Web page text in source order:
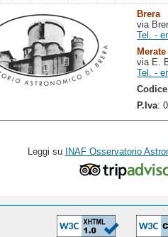
Brera
via
Tel. -
Merate
via E.
Tel. -
P.Iva:
Leggi su INAF Osservatorio